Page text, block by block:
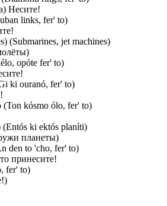
Несите!
links, fer' to)
(Submarines, jet machines)
opóte fer' to)
ki ouranó, fer' to)
kósmo ólo, fer' to)
(Entós ki ektós planíti)
планеты)
den to 'cho, fer' to)
принесите!
fer' to)